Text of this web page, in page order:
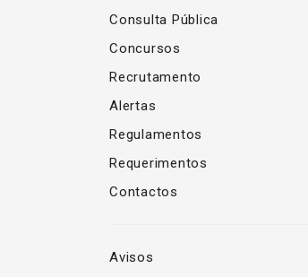
Consulta Pública
Concursos
Recrutamento
Alertas
Regulamentos
Requerimentos
Contactos
Avisos